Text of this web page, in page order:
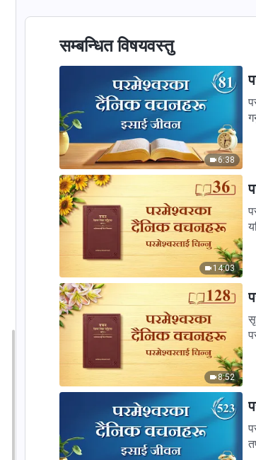
सम्बन्धित विषयवस्तु
6:38
14:03
8:52